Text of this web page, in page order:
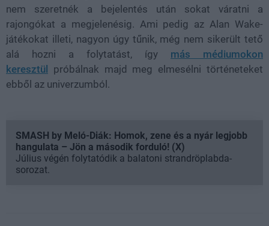
nem szeretnék a bejelentés után sokat váratni a
rajongókat a megjelenésig. Ami pedig az Alan Wake-
játékokat illeti, nagyon úgy tűnik, még nem sikerült tető
alá hozni a folytatást, így más médiumokon
keresztül próbálnak majd meg elmesélni történeteket
ebből az univerzumból.
SMASH by Meló-Diák: Homok, zene és a nyár legjobb
hangulata – Jön a második forduló! (X)
Július végén folytatódik a balatoni strandröplabda-
sorozat.